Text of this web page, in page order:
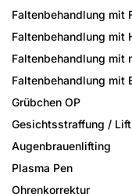
Faltenbehandlung mit
Faltenbehandlung mit
Faltenbehandlung mit
Faltenbehandlung mit
Grübchen OP
Gesichtsstraffung /
Augenbrauenlifting
Plasma Pen
Ohrenkorrektur